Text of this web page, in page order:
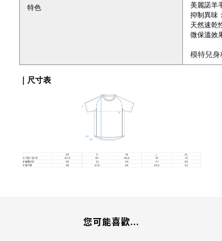
特色
美麗諾羊
抑制異味
天然速乾
微保溫效
模特兒身
｜尺寸表
您可能喜歡...